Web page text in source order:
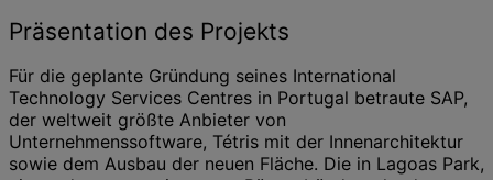
Präsentation des Projekts
Für die geplante Gründung seines International
Technology Services Centres in Portugal betraute SAP,
der weltweit größte Anbieter von
Unternehmenssoftware, Tétris mit der Innenarchitektur
sowie dem Ausbau der neuen Fläche. Die in Lagoas Park,